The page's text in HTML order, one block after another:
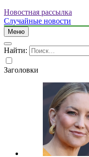
Новостная рассылка
Случайные новости
Меню
Найти:
Заголовки